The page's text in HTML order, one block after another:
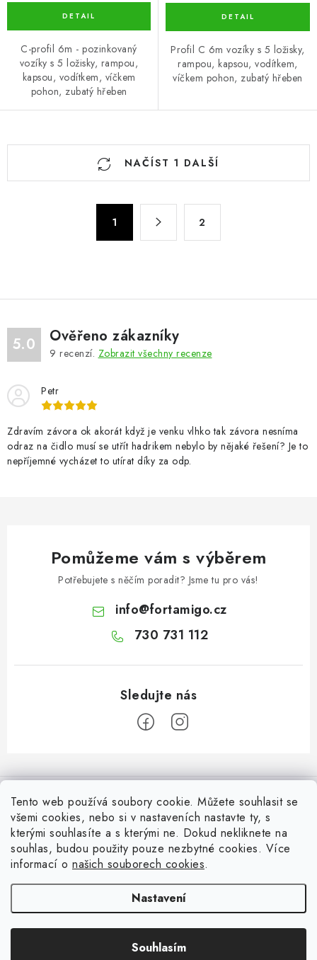
Tento web používá soubory cookie. Můžete souhlasit se
všemi cookies, nebo si v nastaveních nastavte ty, s
kterými souhlasíte a s kterými ne. Dokud nekliknete na
souhlas, budou použity pouze nezbytné cookies. Více
informací o našich souborech cookies.
Nastavení
Souhlasím
C-profil 6m - pozinkovaný
vozíky s 5 ložisky, rampou,
kapsou, vodítkem, víčkem
pohon, zubatý hřeben
Profil C 6m vozíky s 5 ložisky,
rampou, kapsou, vodítkem,
víčkem pohon, zubatý hřeben
O
p
v
k
v
ý
p
i
s
NAČÍST 1 DALŠÍ
k
v
á
n
1 2
5.0 Ověřeno zákazníky
9 recenzí. Zobrazit všechny recenze
Petr
Zdravím závora ok akorát když je venku vlhko tak závora nesníma
odraz na čidlo musí se utřít hadrikem nebylo by nějaké řešení? Je to
nepříjemné vycházet to utírat díky za odp.
Pomůžeme vám s výběrem
Potřebujete s něčím poradit? Jsme tu pro vás!
info@fortamigo.cz
730 731 112
á
Informace pro Vás
Vrácení zboží
Často řešené situace při stavbě posuvné brány
Soubory cookies
Top z Technické podpory
Zapojení externího přijímače NICE OX2 do pohonu
Všechny možnosti ovládání brány nebo pohonu
Resetování řídicích jednotek Nice
Ověřeno zákazníky
Fortamigo.cz . Všechna práva vyhrazena.